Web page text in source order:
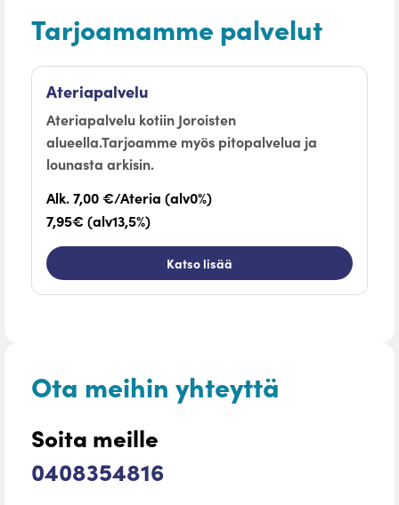
Tarjoamamme palvelut
Ateriapalvelu
Ateriapalvelu kotiin Joroisten
alueella.Tarjoamme myös pitopalvelua ja
lounasta arkisin.
Alk. 7,00 €/Ateria (alv0%)
7,95€ (alv13,5%)
Katso lisää
Ota meihin yhteyttä
Soita meille
0408354816